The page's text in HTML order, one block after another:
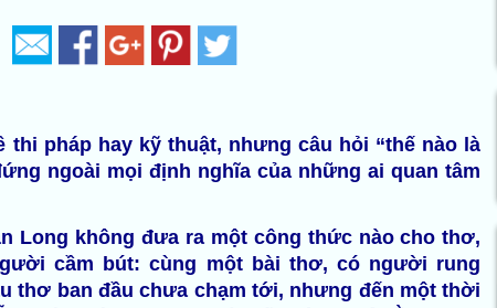
thi pháp hay kỹ thuật, nhưng câu hỏi “thế nào là
ngoài mọi định nghĩa của những ai quan tâm
Long không đưa ra một công thức nào cho thơ,
cầm bút: cùng một bài thơ, có người rung
thơ ban đầu chưa chạm tới, nhưng đến một thời